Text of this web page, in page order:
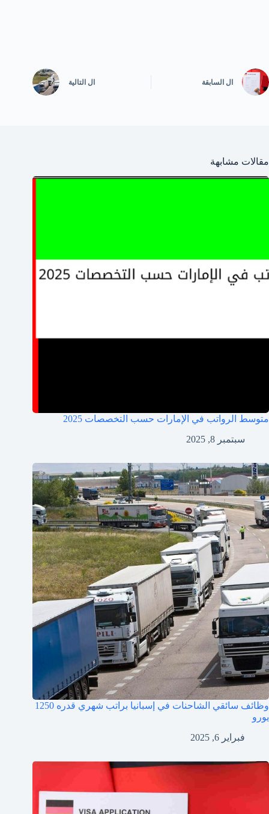
ال السابقة ال التالية
مقالات مشابهة
متوسط الرواتب في الإمارات حسب التخصصات 2025
سبتمبر 8, 2025
وظائف سائقي الشاحنات في إسبانيا براتب شهري قدره 1250
يورو
فبراير 6, 2025